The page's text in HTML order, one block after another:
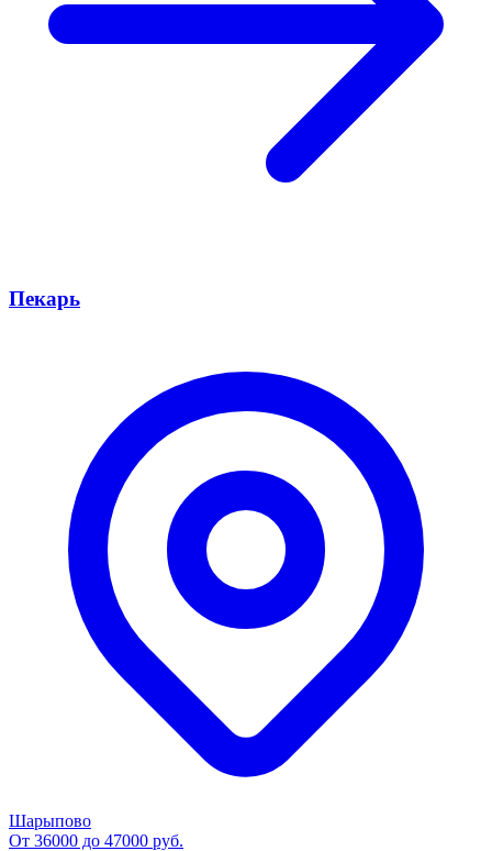
Пекарь
Шарыпово
От 36000 до 47000 руб.